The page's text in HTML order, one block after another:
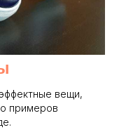
вещи,
примеров